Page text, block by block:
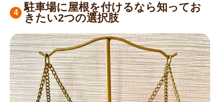
駐車場に屋根を付けるなら知ってお
きたい2つの選択肢